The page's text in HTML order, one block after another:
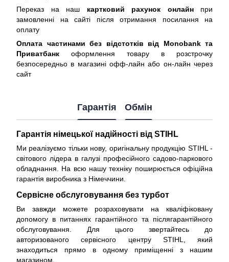
Переказ на наш картковий рахунок онлайнпри
замовленні на сайті після отримання посилання на
оплату
Оплата частинами без відстотків від Monobank та
Приватбанк оформлення товару в розстрочку
безпосередньо в магазині офф-лайн або он-лайн через
сайт
Гарантія Обмін
Гарантія німецької надійності від STIHL
Ми реалізуємо тільки нову, оригінальну продукцію STIHL -
світового лідера в галузі професійного садово-паркового
обладнання. На всю нашу техніку поширюється офіційна
гарантія виробника з Німеччини
Сервісне обслуговування без турбот
Ви завжди можете розраховувати на кваліфіковану
допомогу в питаннях гарантійного та післягарантійного
обслуговування. Для цього звертайтесь до
авторизованого сервісного центру STIHL, який
знаходиться прямо в одному приміщенні з нашим
магазином.